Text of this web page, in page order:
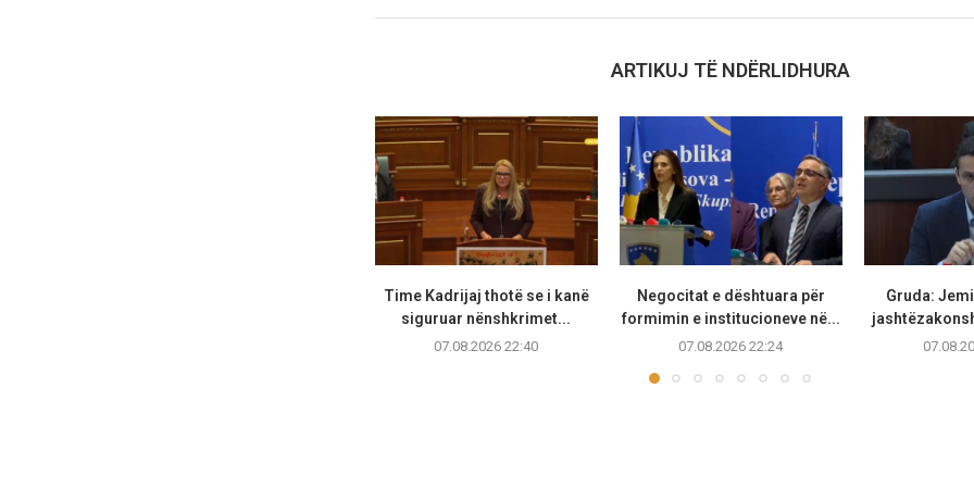
ARTIKUJ TË NDËRLIDHURA
Time Kadrijaj thotë se i kanë
siguruar nënshkrimet...
07.08.2026 22:40
Negocitat e dështuara për
formimin e institucioneve në...
07.08.2026 22:24
Gruda: